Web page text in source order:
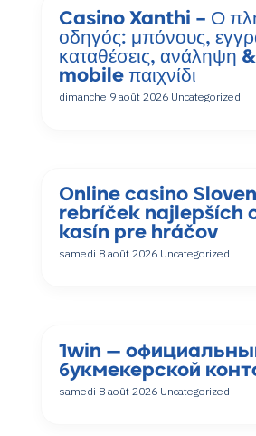
Casino Xanthi – Ο
οδηγός: μπόνους,
καταθέσεις, ανάληψη
mobile παιχνίδι
dimanche 9 août 2026 Uncategorized
Online casino
rebríček najlepších
kasín pre hráčov
samedi 8 août 2026 Uncategorized
1win —
букмекерской
samedi 8 août 2026 Uncategorized